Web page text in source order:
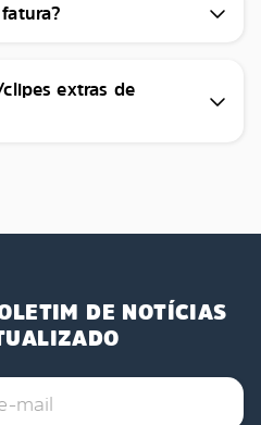
extras de
DE NOTÍCIAS